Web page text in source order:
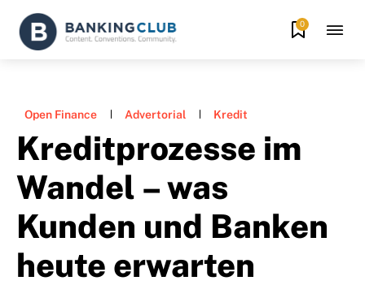
0
Open Finance Advertorial Kredit
Kreditprozesse im
Wandel – was
Kunden und Banken
heute erwarten